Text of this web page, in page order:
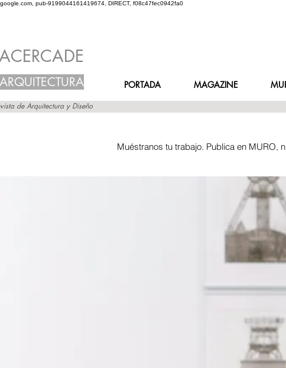
google.com, pub-9199044161419674, DIRECT, f08c47fec0942fa0
PORTADA MAGAZINE
de Arquitectura y Diseño
Muéstranos tu trabajo. Publica en MURO,